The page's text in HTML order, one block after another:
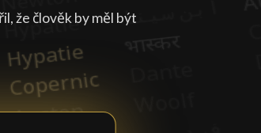
že člověk by měl být